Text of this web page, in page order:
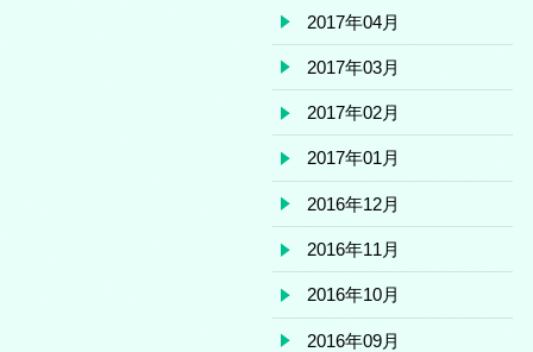
2017年04月
2017年03月
2017年02月
2017年01月
2016年12月
2016年11月
2016年10月
2016年09月